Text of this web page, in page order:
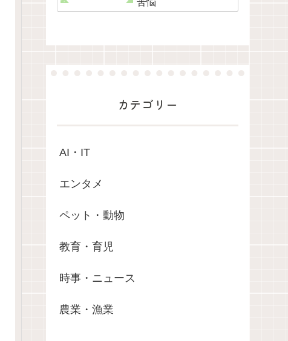
苦悩
カテゴリー
AI・IT
エンタメ
ペット・動物
教育・育児
時事・ニュース
農業・漁業